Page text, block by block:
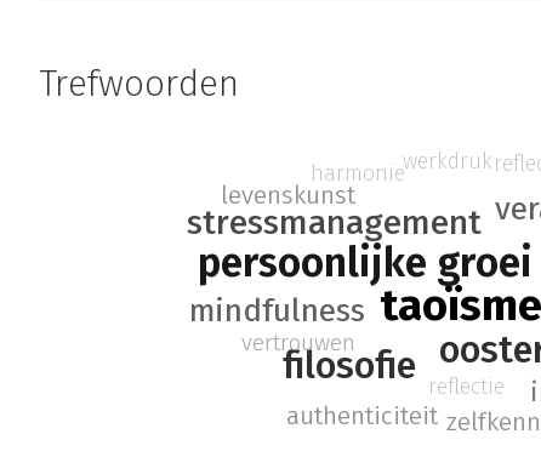
Trefwoorden
taoïsme
persoonlijke groei
filosofie
stressmanagement
mindfulness
authenticiteit
levenskunst
vertrouwen
reflectie
harmoniewerkdruk